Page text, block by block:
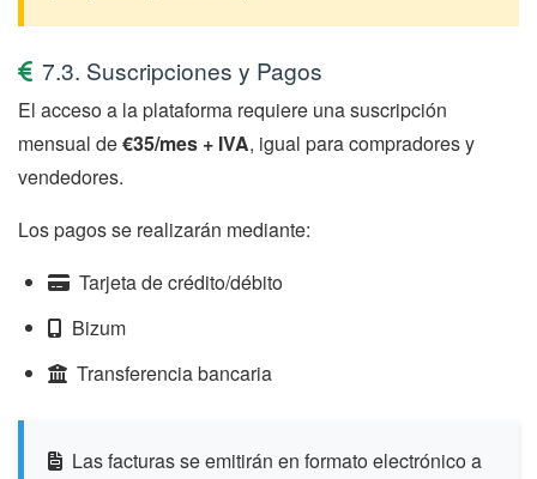
7.3. Suscripciones y Pagos
El acceso a la plataforma requiere una suscripción
mensual de€35/mes + IVA, igual para compradores y
vendedores.
Los pagos se realizarán mediante:
Tarjeta de crédito/débito
Bizum
Transferencia bancaria
Las facturas se emitirán en formato electrónico a